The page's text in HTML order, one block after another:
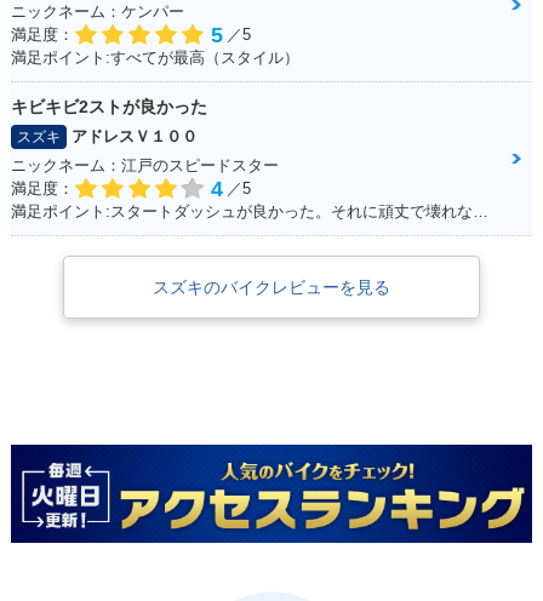
ニックネーム：ケンパー
満足度：
5 ／5
満足ポイント:すべてが最高（スタイル）
キビキビ2ストが良かった
スズキ
アドレスＶ１００
ニックネーム：江戸のスピードスター
満足度：
4 ／5
スズキのバイクレビューを見る